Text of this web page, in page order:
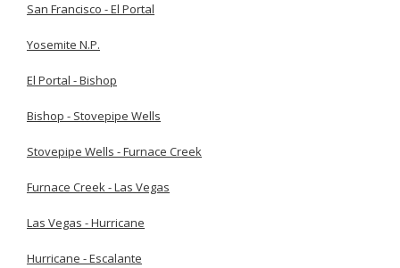
San Francisco - El Portal
Yosemite N.P.
El Portal - Bishop
Bishop - Stovepipe Wells
Stovepipe Wells - Furnace Creek
Furnace Creek - Las Vegas
Las Vegas - Hurricane
Hurricane - Escalante